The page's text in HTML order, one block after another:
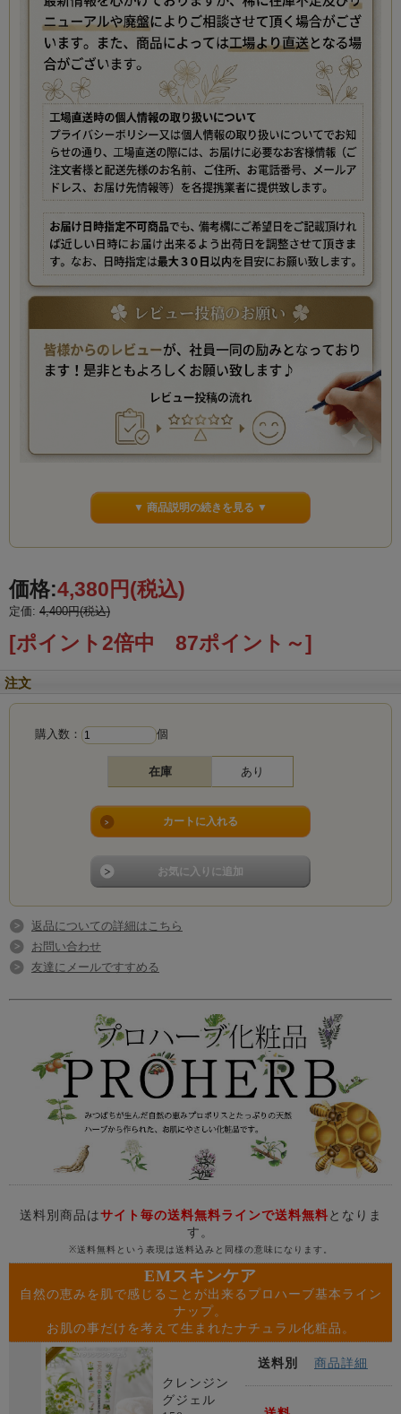
▼ 商品説明の続きを見る ▼
価格:4,380円(税込)
定価: 4,400円(税込)
[ポイント2倍中 87ポイント～]
注文
購入数： 個
在庫 あり
返品についての詳細はこちら
お問い合わせ
友達にメールですすめる